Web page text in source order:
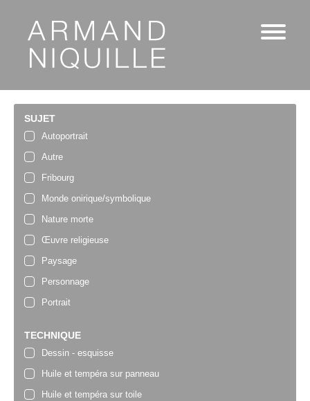
SUJET
Autoportrait
Autre
Fribourg
Monde onirique/symbolique
Nature morte
Œuvre religieuse
Paysage
Personnage
Portrait
TECHNIQUE
Dessin - esquisse
Huile et tempéra sur panneau
Huile et tempéra sur toile